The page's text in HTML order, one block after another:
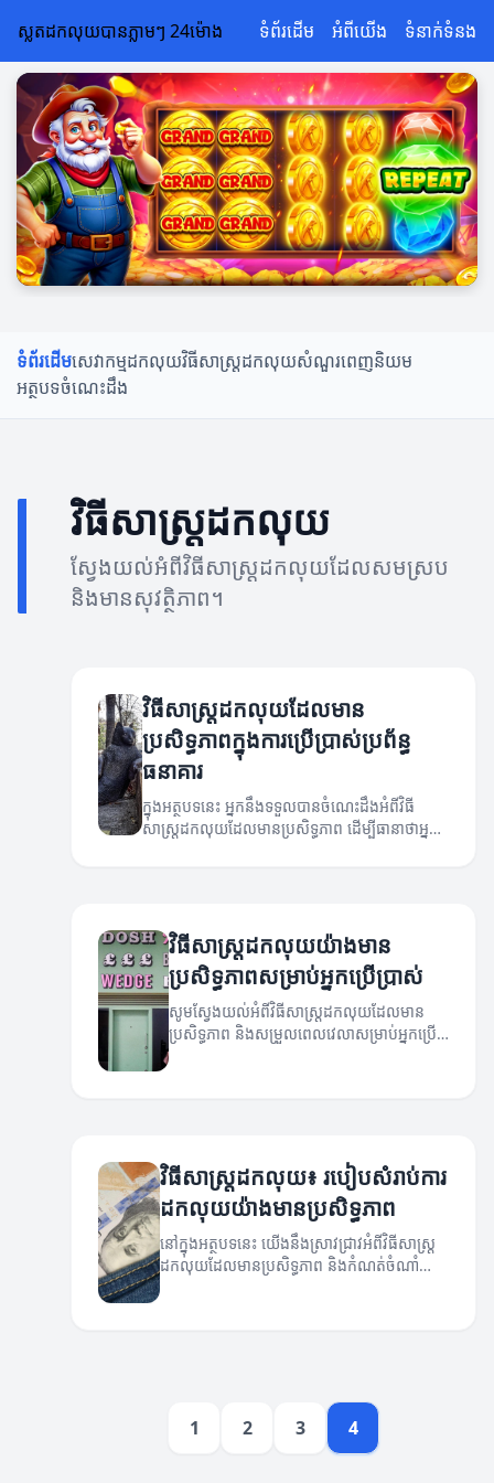
ស្លតដកលុយបានភ្លាមៗ 24ម៉ោង ទំព័រដើម អំពីយើង ទំនាក់ទំនង
ទំព័រដើមសេវាកម្មដកលុយវិធីសាស្ត្រដកលុយសំណួរពេញនិយម
អត្ថបទចំណេះដឹង
វិធីសាស្ត្រដកលុយ
ស្វែងយល់អំពីវិធីសាស្ត្រដកលុយដែលសមស្រប
និងមានសុវត្ថិភាព។
វិធីសាស្ត្រដកលុយដែលមាន
ប្រសិទ្ធភាពក្នុងការប្រើប្រាស់ប្រព័ន្ធ
ធនាគារ
ក្នុងអត្ថបទនេះ អ្នកនឹងទទួលបានចំណេះដឹងអំពីវិធី
សាស្ត្រដកលុយដែលមានប្រសិទ្ធភាព ដើម្បីធានាថាអ្នក
វិធីសាស្ត្រដកលុយយ៉ាងមាន
ប្រសិទ្ធភាពសម្រាប់អ្នកប្រើប្រាស់
សូមស្វែងយល់អំពីវិធីសាស្ត្រដកលុយដែលមាន
ប្រសិទ្ធភាព និងសម្រួលពេលវេលាសម្រាប់អ្នកប្រើ
ប្រាស់។
វិធីសាស្ត្រដកលុយ៖ របៀបសំរាប់ការ
ដកលុយយ៉ាងមានប្រសិទ្ធភាព
នៅក្នុងអត្ថបទនេះ យើងនឹងស្រាវជ្រាវអំពីវិធីសាស្ត្រ
ដកលុយដែលមានប្រសិទ្ធភាព និងកំណត់ចំណាំ
សំរាប់អ្នកចង់ដកលុយ។
1 2 3 4